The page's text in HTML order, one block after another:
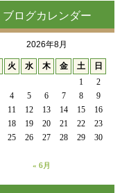
ブログカレンダー
2026年8月
火 水 木 金 土
日
1
2
4 5 6 7 8
9
11 12 13 14 15
16
18 19 20 21 22
23
25 26 27 28 29
30
« 6月